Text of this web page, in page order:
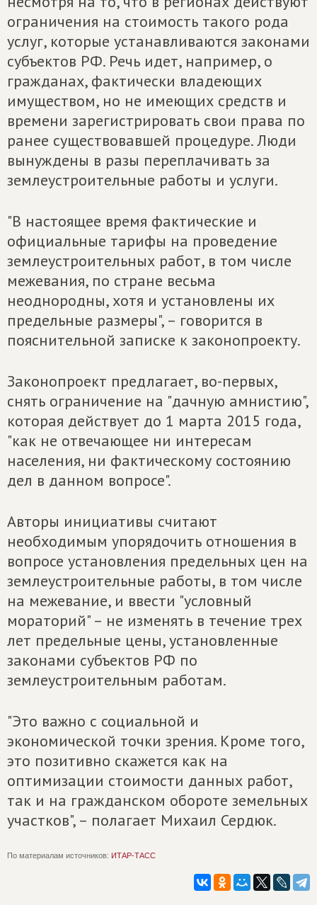
ограничения на стоимость такого рода
услуг, которые устанавливаются законами
субъектов РФ. Речь идет, например, о
гражданах, фактически владеющих
имуществом, но не имеющих средств и
времени зарегистрировать свои права по
ранее существовавшей процедуре. Люди
вынуждены в разы переплачивать за
землеустроительные работы и услуги.
"В настоящее время фактические и
официальные тарифы на проведение
землеустроительных работ, в том числе
межевания, по стране весьма
неоднородны, хотя и установлены их
предельные размеры", – говорится в
пояснительной записке к законопроекту.
Законопроект предлагает, во-первых,
снять ограничение на "дачную амнистию",
которая действует до 1 марта 2015 года,
"как не отвечающее ни интересам
населения, ни фактическому состоянию
дел в данном вопросе".
Авторы инициативы считают
необходимым упорядочить отношения в
вопросе установления предельных цен на
землеустроительные работы, в том числе
на межевание, и ввести "условный
мораторий" – не изменять в течение трех
лет предельные цены, установленные
законами субъектов РФ по
землеустроительным работам.
"Это важно с социальной и
экономической точки зрения. Кроме того,
это позитивно скажется как на
оптимизации стоимости данных работ,
так и на гражданском обороте земельных
участков", – полагает Михаил Сердюк.
По материалам источников: ИТАР-ТАСС